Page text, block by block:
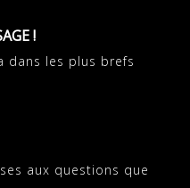
!
dans les plus brefs
aux questions que